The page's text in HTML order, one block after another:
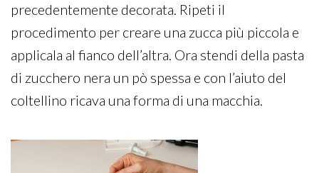
precedentemente decorata. Ripeti il
procedimento per creare una zucca più piccola e
applicala al fianco dell’altra. Ora stendi della pasta
di zucchero nera un pò spessa e con l’aiuto del
coltellino ricava una forma di una macchia.